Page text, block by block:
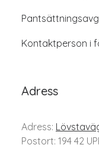
Kontaktperson i
Adress
Adress:
Postort: 194 42